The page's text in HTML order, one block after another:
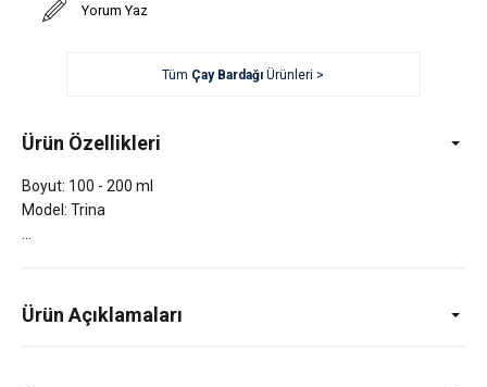
Yorum Yaz
Tüm Çay Bardağı Ürünleri >
Ürün Özellikleri
Boyut: 100 - 200 ml
Model: Trina
Ürün Açıklamaları